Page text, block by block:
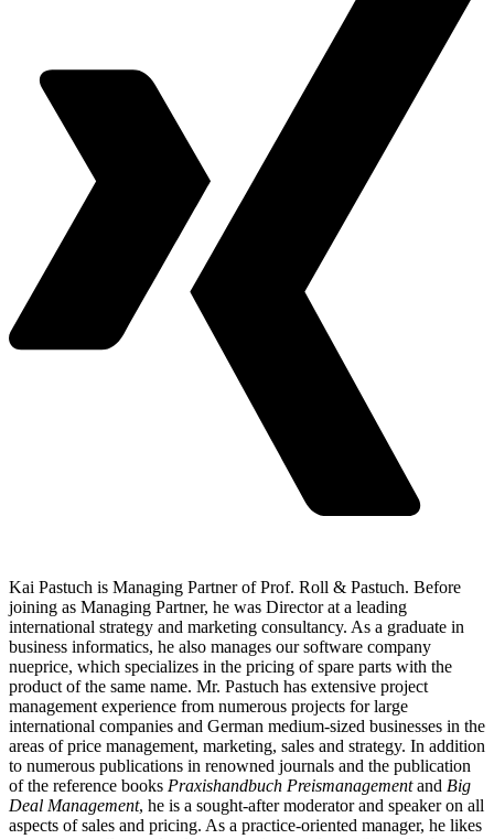
Kai Pastuch is Managing Partner of Prof. Roll & Pastuch. Before
joining as Managing Partner, he was Director at a leading
international strategy and marketing consultancy. As a graduate in
business informatics, he also manages our software company
nueprice, which specializes in the pricing of spare parts with the
product of the same name. Mr. Pastuch has extensive project
management experience from numerous projects for large
international companies and German medium-sized businesses in the
areas of price management, marketing, sales and strategy. In addition
to numerous publications in renowned journals and the publication
of the reference books Praxishandbuch Preismanagementand Big
Deal Management, he is a sought-after moderator and speaker on all
aspects of sales and pricing. As a practice-oriented manager, he likes